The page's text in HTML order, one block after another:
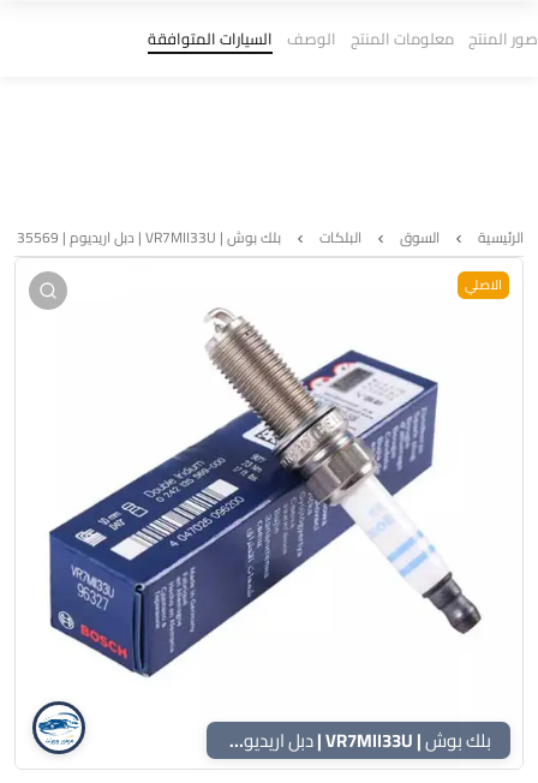
الرئيسية السوق البلكات بلك بوش | VR7MII33U | دبل اريديوم | 0242135569
صور المنتج معلومات المنتج الوصف السيارات المتوافقة
الاصلي
بلك بوش | VR7MII33U | دبل اريديوم | 0242135569